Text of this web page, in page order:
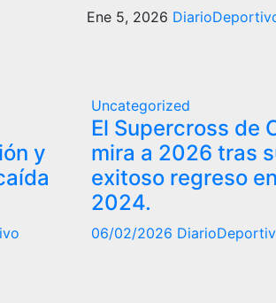
Ene 5, 2026
y
Uncategorized
El Supercross de
mira a 2026 tras
exitoso regreso
2024.
06/02/2026